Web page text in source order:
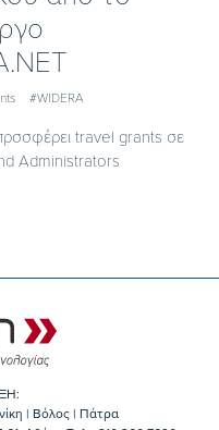
#WIDERA
travel grants σε
Administrators
| Βόλος | Πάτρα